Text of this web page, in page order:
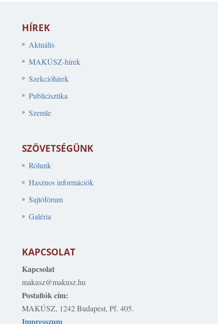
HÍREK
Aktuális
MAKÚSZ-hírek
Szekcióhírek
Publicisztika
Szemle
SZÖVETSÉGÜNK
Rólunk
Hasznos információk
Sajtófórum
Galéria
KAPCSOLAT
Kapcsolat
makusz@makusz.hu
Postafiók cím:
MAKÚSZ, 1242 Budapest, Pf. 405.
Impresszum